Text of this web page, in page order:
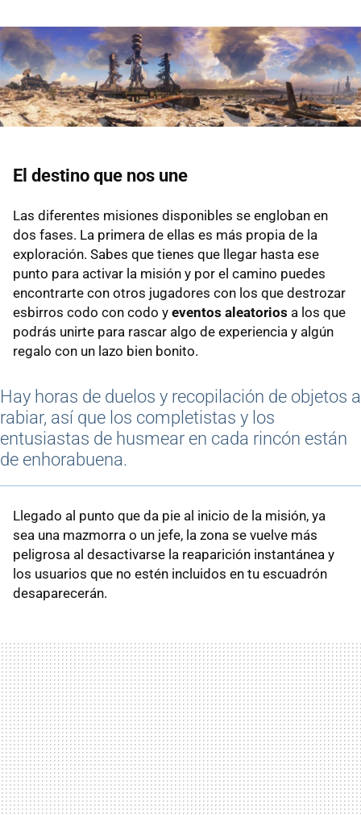
El destino que nos une
Las diferentes misiones disponibles se engloban en
dos fases. La primera de ellas es más propia de la
exploración. Sabes que tienes que llegar hasta ese
punto para activar la misión y por el camino puedes
encontrarte con otros jugadores con los que destrozar
esbirros codo con codo y eventos aleatorios a los que
podrás unirte para rascar algo de experiencia y algún
regalo con un lazo bien bonito.
Hay horas de duelos y recopilación de objetos a
rabiar, así que los completistas y los
entusiastas de husmear en cada rincón están
de enhorabuena.
Llegado al punto que da pie al inicio de la misión, ya
sea una mazmorra o un jefe, la zona se vuelve más
peligrosa al desactivarse la reaparición instantánea y
los usuarios que no estén incluidos en tu escuadrón
desaparecerán.